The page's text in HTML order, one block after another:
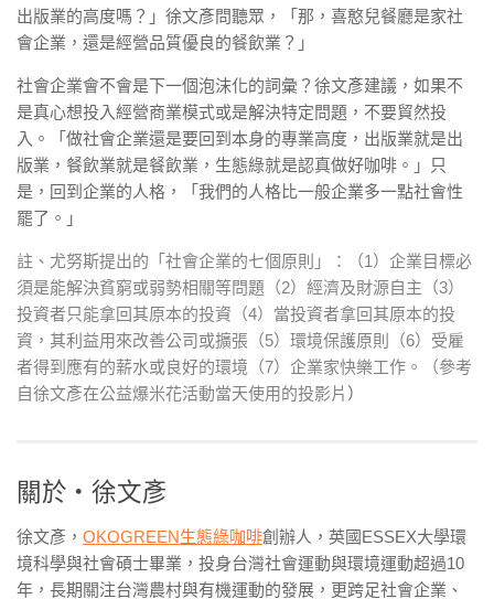
出版業的高度嗎？」徐文彥問聽眾，「那，喜憨兒餐廳是家社
會企業，還是經營品質優良的餐飲業？」
社會企業會不會是下一個泡沫化的詞彙？徐文彥建議，如果不
是真心想投入經營商業模式或是解決特定問題，不要貿然投
入。「做社會企業還是要回到本身的專業高度，出版業就是出
版業，餐飲業就是餐飲業，生態綠就是認真做好咖啡。」只
是，回到企業的人格，「我們的人格比一般企業多一點社會性
罷了。」
註、尤努斯提出的「社會企業的七個原則」：（1）企業目標必
須是能解決貧窮或弱勢相關等問題（2）經濟及財源自主（3）
投資者只能拿回其原本的投資（4）當投資者拿回其原本的投
資，其利益用來改善公司或擴張（5）環境保護原則（6）受雇
者得到應有的薪水或良好的環境（7）企業家快樂工作。（參考
自徐文彥在公益爆米花活動當天使用的投影片 ）
關於・徐文彥
徐文彥， OKOGREEN生態綠咖啡創辦人，英國ESSEX大學環
境科學與社會碩士畢業，投身台灣社會運動與環境運動超過10
年，長期關注台灣農村與有機運動的發展，更跨足社會企業、